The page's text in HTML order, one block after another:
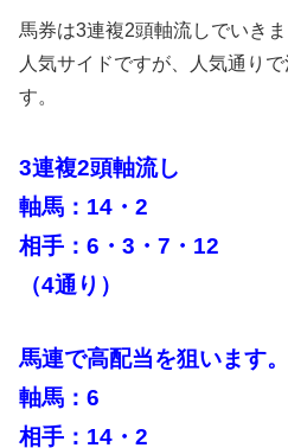
馬券は3連複2頭軸流しでいきま
人気サイドですが、人気通り
す。
3連複2頭軸流し
軸馬：14・2
相手：6・3・7・12
（4通り）
馬連で高配当を狙います。
軸馬：6
相手：14・2